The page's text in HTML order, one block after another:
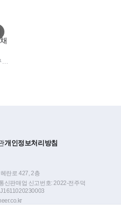
보험청구, 상담, 경영지원, 사무직, 치과 보험청구, 치과 상담
개인정보처리방침
란로 427, 2층
신판매업 신고번호:2022-전주덕
J1611020230003